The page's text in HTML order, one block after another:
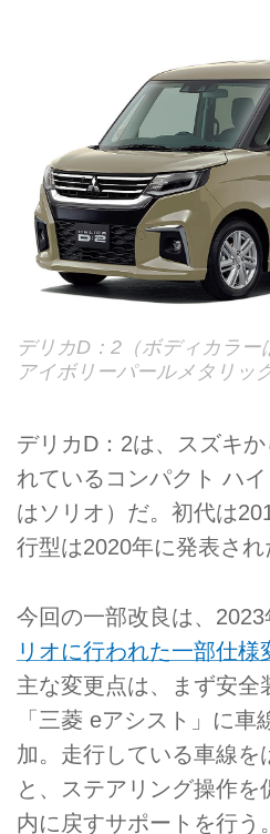
デリカD：2（ボディカラ
アイボリーパールメタリック
デリカD：2は、スズキ
れているコンパクト ハ
はソリオ）だ。初代は
行型は2020年に発表され
今回の一部改良は、
リオに行われた一部仕様
主な変更点は、まず安全
「三菱 eアシスト」に車
加。走行している車線を
と、ステアリング操作を
内に戻すサポートを行う。